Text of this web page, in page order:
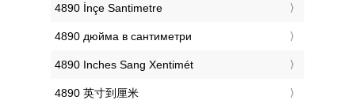
‎4890 İnçe Santimetre
‎4890 дюйма в сантиметри
‎4890 Inches Sang Xentimét
‎4890 英寸到厘米